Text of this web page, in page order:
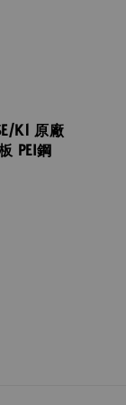
K1 原廠
PEI鋼